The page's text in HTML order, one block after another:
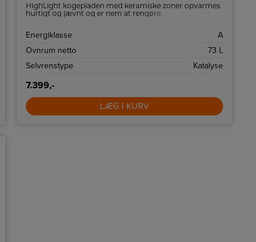
HighLight kogepladen med keramiske zoner opvarmes
hurtigt og jævnt og er nem at rengøre.
Energiklasse
A
Ovnrum netto
73 L
Selvrenstype
Katalyse
7.399,-
LÆG I KURV